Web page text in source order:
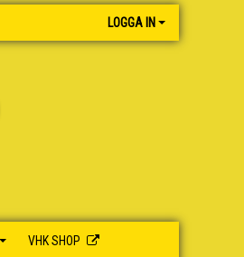
LOGGA IN
VHK SHOP